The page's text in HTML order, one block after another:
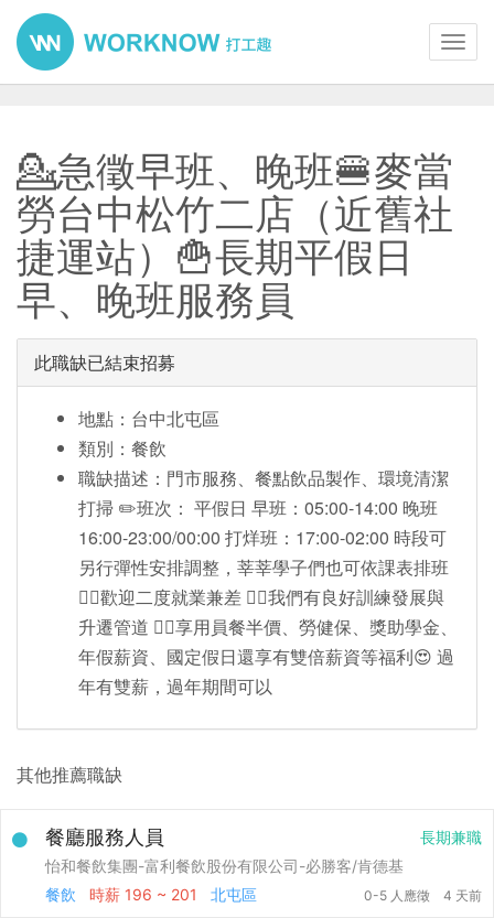
💁急徵早班、晚班🍔麥當
勞台中松竹二店（近舊社
捷運站）🍟長期平假日
早、晚班服務員
此職缺已結束招募
地點：台中北屯區
類別：餐飲
職缺描述：門市服務、餐點飲品製作、環境清潔
打掃 ✏️班次： 平假日 早班：05:00-14:00 晚班
16:00-23:00/00:00 打烊班：17:00-02:00 時段可
另行彈性安排調整，莘莘學子們也可依課表排班
👉🏻歡迎二度就業兼差 👍🏻我們有良好訓練發展與
升遷管道 👍🏻享用員餐半價、勞健保、獎助學金、
年假薪資、國定假日還享有雙倍薪資等福利😍 過
年有雙薪，過年期間可以
其他推薦職缺
長期兼職
餐廳服務人員
怡和餐飲集團-富利餐飲股份有限公司-必勝客/肯德基
餐飲
時薪 196 ~ 201 北屯區 0-5 人應徵 4 天前